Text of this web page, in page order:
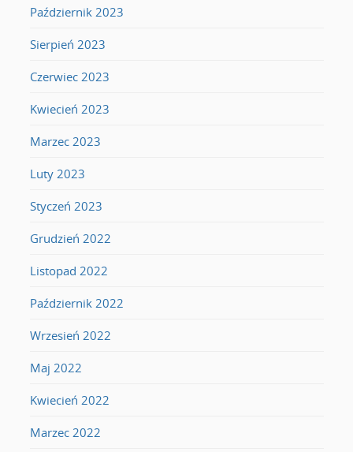
Październik 2023
Sierpień 2023
Czerwiec 2023
Kwiecień 2023
Marzec 2023
Luty 2023
Styczeń 2023
Grudzień 2022
Listopad 2022
Październik 2022
Wrzesień 2022
Maj 2022
Kwiecień 2022
Marzec 2022